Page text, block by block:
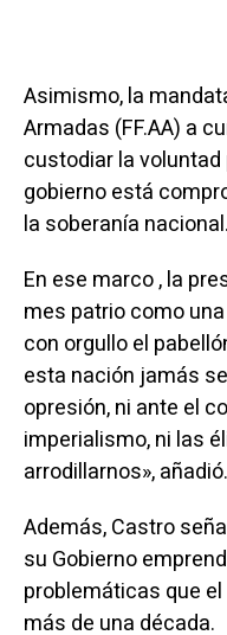
Asimismo, la
Armadas (FF.AA) a
custodiar la
gobierno está
la soberanía nacional.
En ese marco , la
mes patrio como
con orgullo el
esta nación jamás
opresión, ni ante el
imperialismo, ni las
arrodillarnos», añadió.
Además, Castro
su Gobierno
problemáticas que
más de una década.